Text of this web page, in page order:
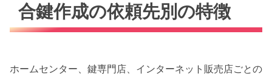
合鍵作成の依頼先別の特徴
ホームセンター、鍵専門店、インターネット販売店ごとの